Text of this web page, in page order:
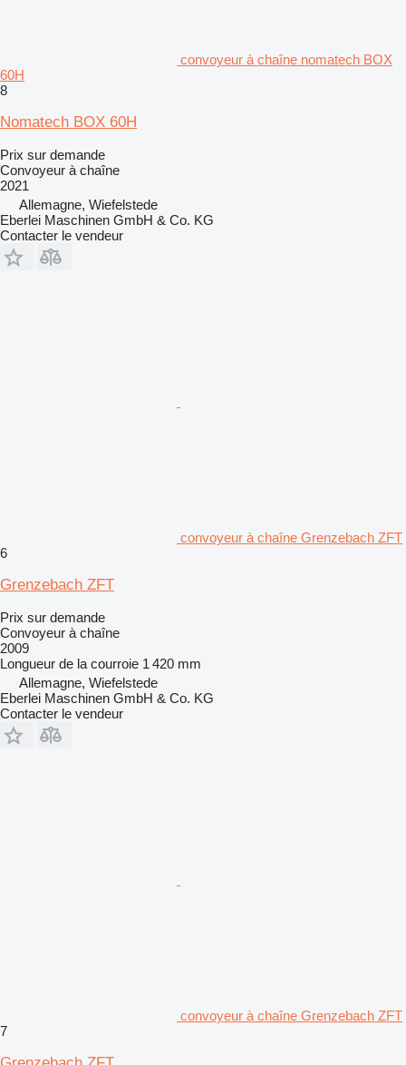
convoyeur à chaîne nomatech BOX
60H
8
Nomatech BOX 60H
Prix sur demande
Convoyeur à chaîne
2021
Allemagne, Wiefelstede
Eberlei Maschinen GmbH & Co. KG
Contacter le vendeur
convoyeur à chaîne Grenzebach ZFT
6
Grenzebach ZFT
Prix sur demande
Convoyeur à chaîne
2009
Longueur de la courroie 1 420 mm
Allemagne, Wiefelstede
Eberlei Maschinen GmbH & Co. KG
Contacter le vendeur
convoyeur à chaîne Grenzebach ZFT
7